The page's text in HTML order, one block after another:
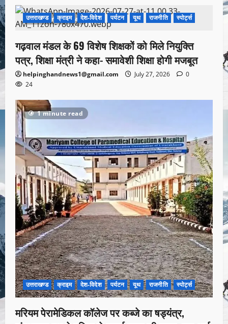
1 minute read
उत्तराखण्ड क्राइम देश-विदेश पर्यटन यूथ राजनीति स्पोर्ट्स
गढ़वाल मंडल के 69 विशेष शिक्षकों को मिले नियुक्ति
पत्र, शिक्षा मंत्री ने कहा- समावेशी शिक्षा होगी मजबूत
helpinghandnews1@gmail.com July 27, 2026
0
24
1 minute read
उत्तराखण्ड क्राइम देश-विदेश पर्यटन यूथ राजनीति स्पोर्ट्स
मरियम पेरामेडिकल कॉलेज पर कब्जे का षड्यंत्र,